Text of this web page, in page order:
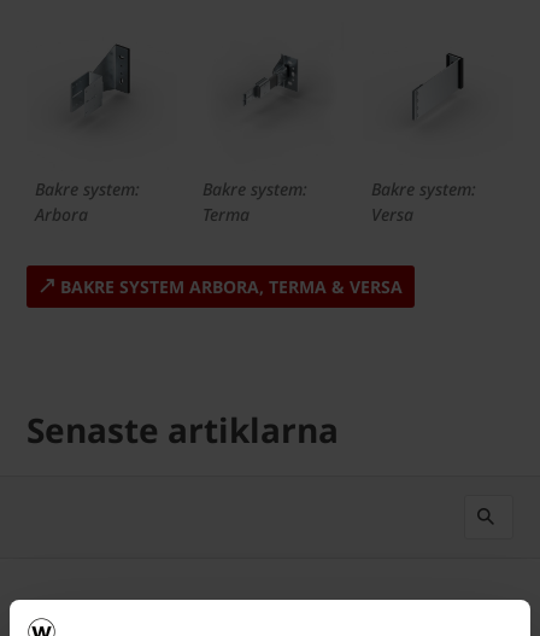
Bakre system:
Arbora
Bakre system:
Terma
Bakre system:
Versa
BAKRE SYSTEM ARBORA, TERMA & VERSA
Senaste artiklarna